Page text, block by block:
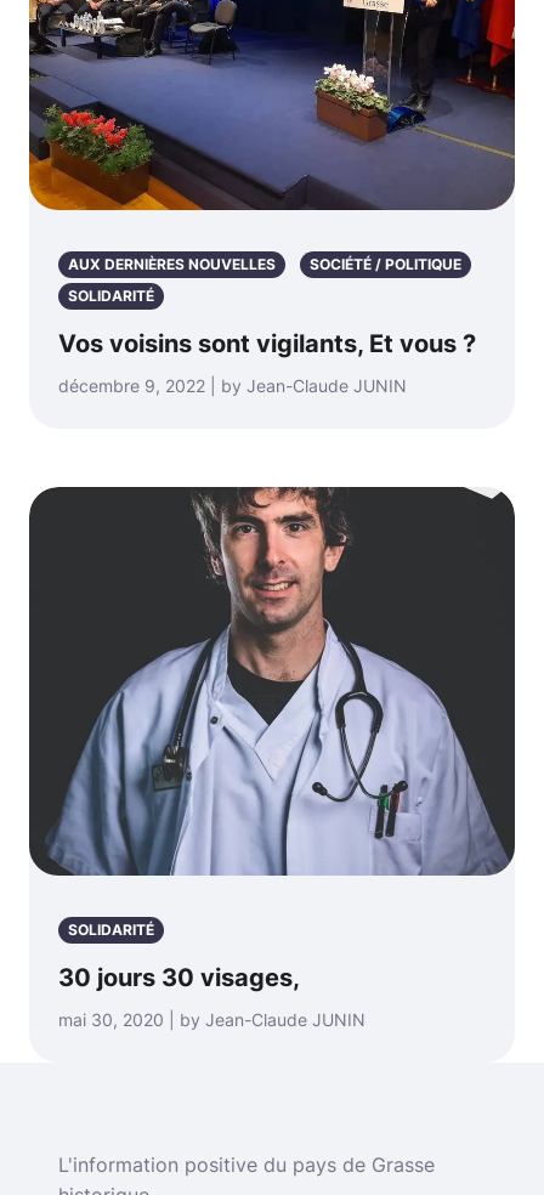
AUX DERNIÈRES NOUVELLES
SOCIÉTÉ / POLITIQUE
SOLIDARITÉ
Vos voisins sont vigilants, Et vous ?
décembre 9, 2022 | by Jean-Claude JUNIN
SOLIDARITÉ
30 jours 30 visages,
mai 30, 2020 | by Jean-Claude JUNIN
L'information positive du pays de Grasse